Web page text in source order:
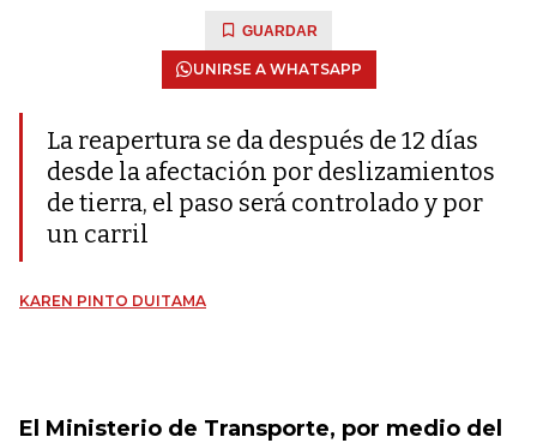
GUARDAR
UNIRSE A WHATSAPP
La reapertura se da después de 12 días
desde la afectación por deslizamientos
de tierra, el paso será controlado y por
un carril
KAREN PINTO DUITAMA
El Ministerio de Transporte, por medio del